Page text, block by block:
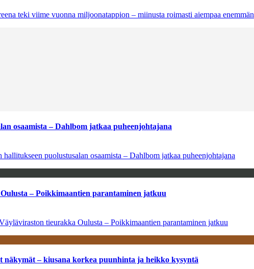
teki viime vuonna miljoonatappion – miinusta roimasti aiempaa enemmän
osaamista – Dahlbom jatkaa puheenjohtajana
puolustusalan osaamista – Dahlbom jatkaa puheenjohtajana
– Poikkimaantien parantaminen jatkuu
tieurakka Oulusta – Poikkimaantien parantaminen jatkuu
näkymät – kiusana korkea puunhinta ja heikko kysyntä